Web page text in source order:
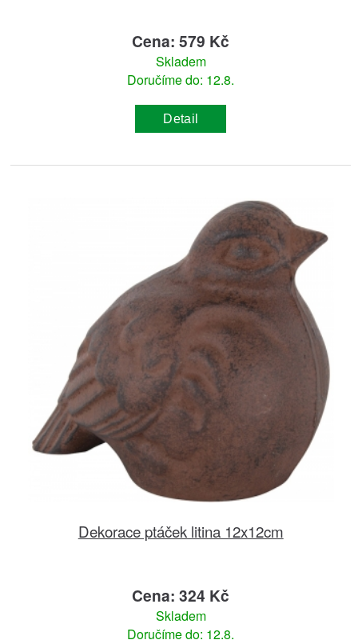
Cena: 579 Kč
Skladem
Doručíme do: 12.8.
Detail
Dekorace ptáček litina 12x12cm
Cena: 324 Kč
Skladem
Doručíme do: 12.8.